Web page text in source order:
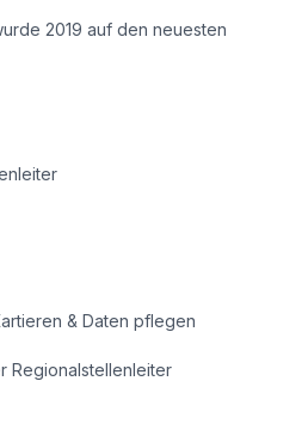
2019 auf den neuesten
& Daten pflegen
Regionalstellenleiter